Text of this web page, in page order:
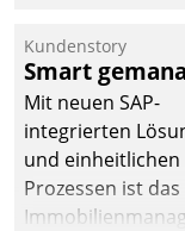
Kundenstory
Smart
Mit neuen SAP-
integrierten
und einheitlichen
Prozessen ist das